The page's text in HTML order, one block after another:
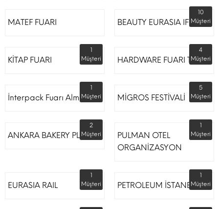
MATEF FUARI BEAUTY EURASIA IFM
10
Müşteri
KİTAP FUARI
1
Müşteri
HARDWARE FUARI TÜYAP
4
Müşteri
İnterpack Fuarı Almanya
1
Müşteri
MİGROS FESTİVALİ
5
Müşteri
ANKARA BAKERY PLUS
2
Müşteri
PULMAN OTEL
ORGANİZASYON
1
Müşteri
EURASIA RAIL
1
Müşteri
PETROLEUM İSTANBUL
1
Müşteri